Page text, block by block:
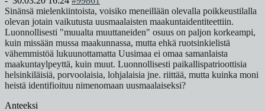
Sinänsä mielenkiintoista, voisiko meneillään olevalla poikkeustilalla
olevan jotain vaikutusta uusmaalaisten maakuntaidentiteettiin.
Luonnollisesti "muualta muuttaneiden" osuus on paljon korkeampi,
kuin missään mussa maakunnassa, mutta ehkä ruotsinkielistä
vähemmistöä lukuunottamatta Uusimaa ei omaa samanlaista
maakuntaylpeyttä, kuin muut. Luonnollisesti paikallispatrioottisia
helsinkiläisiä, porvoolaisia, lohjalaisia jne. riittää, mutta kuinka moni
heistä identifioituu nimenomaan uusmaalaiseksi?
Anteeksi